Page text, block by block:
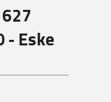
- Eske